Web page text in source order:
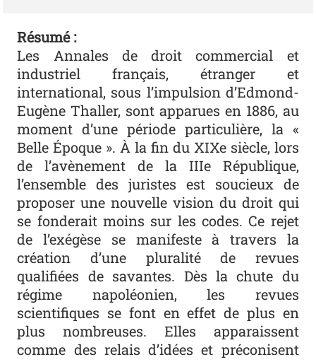
Résumé :
Les Annales de droit commercial et
industriel français, étranger et
international, sous l’impulsion d’Edmond-
Eugène Thaller, sont apparues en 1886, au
moment d’une période particulière, la «
Belle Époque ». À la fin du XIXe siècle, lors
de l’avènement de la IIIe République,
l’ensemble des juristes est soucieux de
proposer une nouvelle vision du droit qui
se fonderait moins sur les codes. Ce rejet
de l’exégèse se manifeste à travers la
création d’une pluralité de revues
qualifiées de savantes. Dès la chute du
régime napoléonien, les revues
scientifiques se font en effet de plus en
plus nombreuses. Elles apparaissent
comme des relais d’idées et préconisent